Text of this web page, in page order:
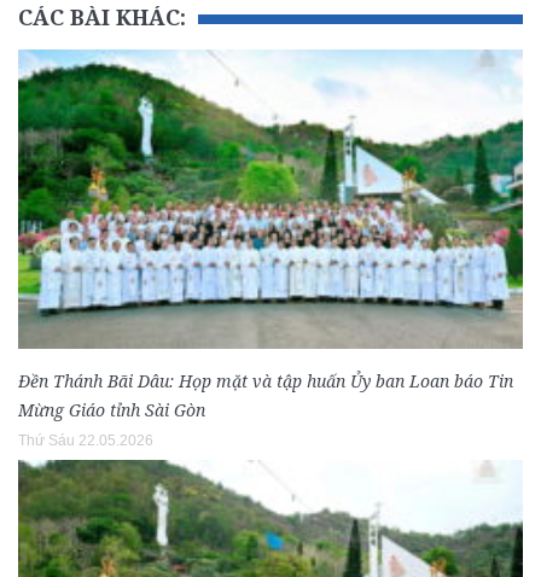
CÁC BÀI KHÁC:
Đền Thánh Bãi Dâu: Họp mặt và tập huấn Ủy ban Loan báo Tin
Mừng Giáo tỉnh Sài Gòn
Thứ Sáu 22.05.2026